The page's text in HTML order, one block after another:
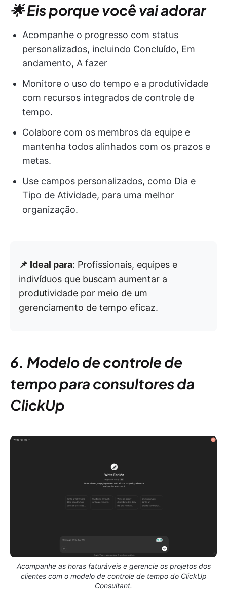
🌟 Eis porque você vai adorar
Acompanhe o progresso com status
personalizados, incluindo Concluído, Em
andamento, A fazer
Monitore o uso do tempo e a produtividade
com recursos integrados de controle de
tempo.
Colabore com os membros da equipe e
mantenha todos alinhados com os prazos e
metas.
Use campos personalizados, como Dia e
Tipo de Atividade, para uma melhor
organização.
📌 Ideal para: Profissionais, equipes e
indivíduos que buscam aumentar a
produtividade por meio de um
gerenciamento de tempo eficaz.
6. Modelo de controle de
tempo para consultores da
ClickUp
Acompanhe as horas faturáveis e gerencie os projetos dos
clientes com o modelo de controle de tempo do ClickUp
Consultant.